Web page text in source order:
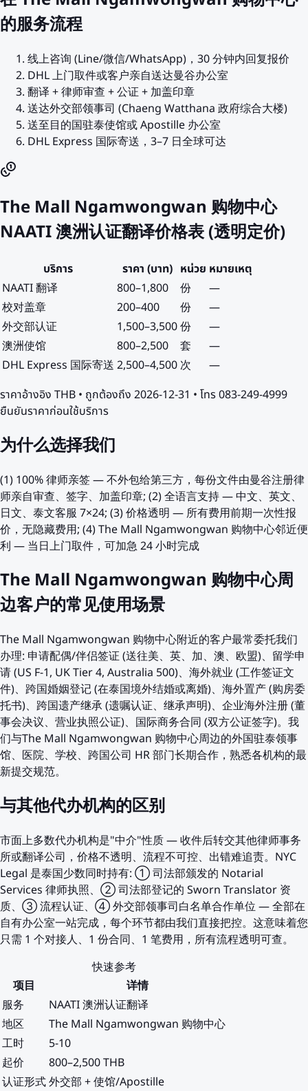
的服务流程
线上咨询 (Line/微信/WhatsApp)，30 分钟内回复报价
DHL 上门取件或客户亲自送达曼谷办公室
翻译 + 律师审查 + 公证 + 加盖印章
送达外交部领事司 (Chaeng Watthana 政府综合大楼)
送至目的国驻泰使馆或 Apostille 办公室
DHL Express 国际寄送，3–7 日全球可达
The Mall Ngamwongwan 购物中心
NAATI 澳洲认证翻译价格表 (透明定价)
บริการ ราคา (บาท) หน่วย หมายเหตุ
NAATI 翻译
800–1,800 份
—
校对盖章
200–400 份
—
外交部认证
1,500–3,500份
—
澳洲使馆
800–2,500 套
—
DHL Express 国际寄送 2,500–4,500次
—
ราคาอ้างอิง THB • ถูกต้องถึง 2026-12-31 • โทร 083-249-4999
ยืนยันราคาก่อนใช้บริการ
为什么选择我们
(1) 100% 律师亲签 — 不外包给第三方，每份文件由曼谷注册律
师亲自审查、签字、加盖印章; (2) 全语言支持 — 中文、英文、
日文、泰文客服 7×24; (3) 价格透明 — 所有费用前期一次性报
价，无隐藏费用; (4) The Mall Ngamwongwan 购物中心邻近便
利 — 当日上门取件，可加急 24 小时完成
The Mall Ngamwongwan 购物中心周
边客户的常见使用场景
The Mall Ngamwongwan 购物中心附近的客户最常委托我们
办理: 申请配偶/伴侣签证 (送往美、英、加、澳、欧盟)、留学申
请 (US F-1, UK Tier 4, Australia 500)、海外就业 (工作签证文
件)、跨国婚姻登记 (在泰国境外结婚或离婚)、海外置产 (购房委
托书)、跨国遗产继承 (遗嘱认证、继承声明)、企业海外注册 (董
事会决议、营业执照公证)、国际商务合同 (双方公证签字)。我
们与The Mall Ngamwongwan 购物中心周边的外国驻泰领事
馆、医院、学校、跨国公司 HR 部门长期合作，熟悉各机构的最
新提交规范。
与其他代办机构的区别
市面上多数代办机构是"中介"性质 — 收件后转交其他律师事务
所或翻译公司，价格不透明、流程不可控、出错难追责。NYC
Legal 是泰国少数同时持有: ① 司法部颁发的 Notarial
Services 律师执照、② 司法部登记的 Sworn Translator 资
质、③ 流程认证、④ 外交部领事司白名单合作单位 — 全部在
自有办公室一站完成，每个环节都由我们直接把控。这意味着您
只需 1 个对接人、1 份合同、1 笔费用，所有流程透明可查。
快速参考
项目
详情
服务
NAATI 澳洲认证翻译
地区
The Mall Ngamwongwan 购物中心
工时
5-10
起价
800–2,500 THB
认证形式外交部 + 使馆/Apostille